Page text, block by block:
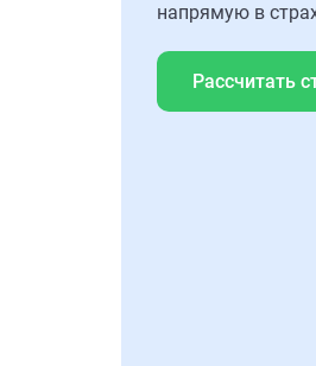
напрямую в
Рассчитать